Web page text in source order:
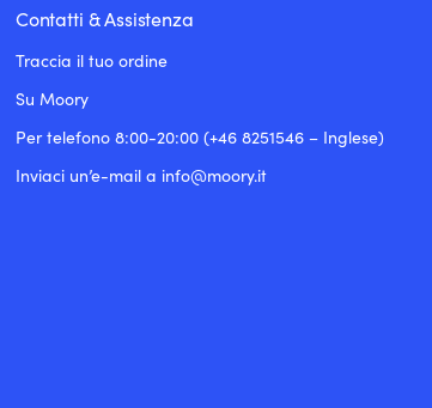
Contatti & Assistenza
Traccia il tuo ordine
Su Moory
Per telefono 8:00-20:00 (+46 8251546 – Inglese)
Inviaci un’e-mail a info@moory.it